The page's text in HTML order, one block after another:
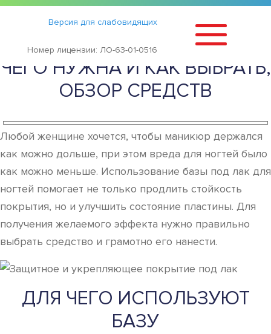
Версия для слабовидящих
Номер лицензии: ЛО-63-01-0516
Статьи ›
БАЗА ДЛЯ НОГТЕЙ: ДЛЯ
ЧЕГО НУЖНА И КАК ВЫБРАТЬ,
ОБЗОР СРЕДСТВ
Любой женщине хочется, чтобы маникюр держался
как можно дольше, при этом вреда для ногтей было
как можно меньше. Использование базы под лак для
ногтей помогает не только продлить стойкость
покрытия, но и улучшить состояние пластины. Для
получения желаемого эффекта нужно правильно
выбрать средство и грамотно его нанести.
ДЛЯ ЧЕГО ИСПОЛЬЗУЮТ
БАЗУ